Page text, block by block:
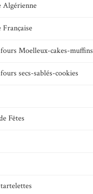
Algérienne
Française
Moelleux-cakes-muffins
secs-sablés-cookies
Fêtes